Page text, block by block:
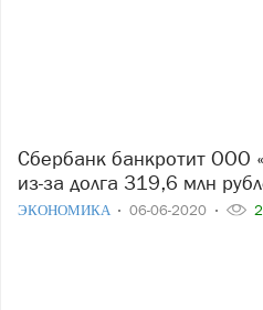
Сбербанк банкротит ООО «ТМ-Нефть» в Нягани
из-за долга 319,6 млн
ЭКОНОМИКА 06-06-2020